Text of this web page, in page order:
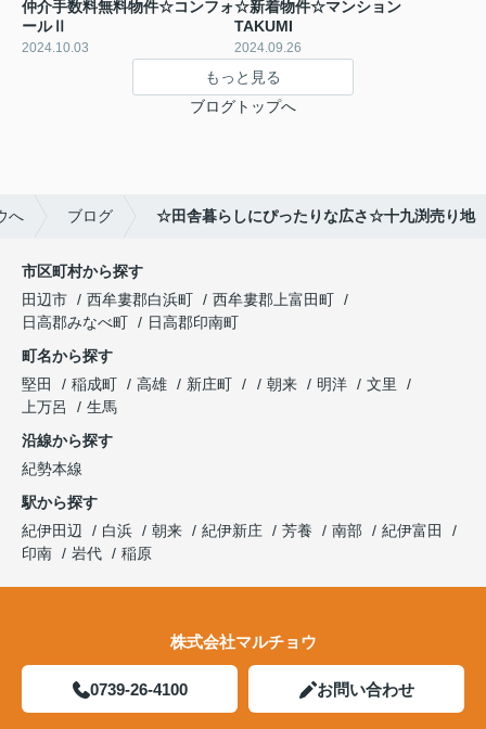
仲介手数料無料物件☆コンフォ
ールⅡ
2024.10.03
☆新着物件☆マンション
TAKUMI
2024.09.26
もっと見る
ブログトップへ
へ ブログ ☆田舎暮らしにぴったりな広さ☆十九渕売り地
市区町村から探す
田辺市
西牟婁郡白浜町
西牟婁郡上富田町
日高郡みなべ町
日高郡印南町
町名から探す
堅田
稲成町 高雄 新庄町 朝来 明洋
文里
上万呂
生馬
沿線から探す
紀勢本線
駅から探す
紀伊田辺
白浜 朝来 紀伊新庄 芳養 南部
紀伊富田
印南
岩代 稲原
株式会社マルチョウ
0739-26-4100 お問い合わせ